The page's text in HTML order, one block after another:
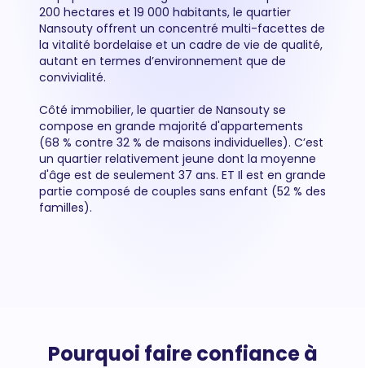
200 hectares et 19 000 habitants, le quartier
Nansouty offrent un concentré multi-facettes de
la vitalité bordelaise et un cadre de vie de qualité,
autant en termes d’environnement que de
convivialité.
Côté immobilier, le quartier de Nansouty se
compose en grande majorité d'appartements
(68 % contre 32 % de maisons individuelles). C’est
un quartier relativement jeune dont la moyenne
d'âge est de seulement 37 ans. ET Il est en grande
partie composé de couples sans enfant (52 % des
familles).
Pourquoi faire confiance à